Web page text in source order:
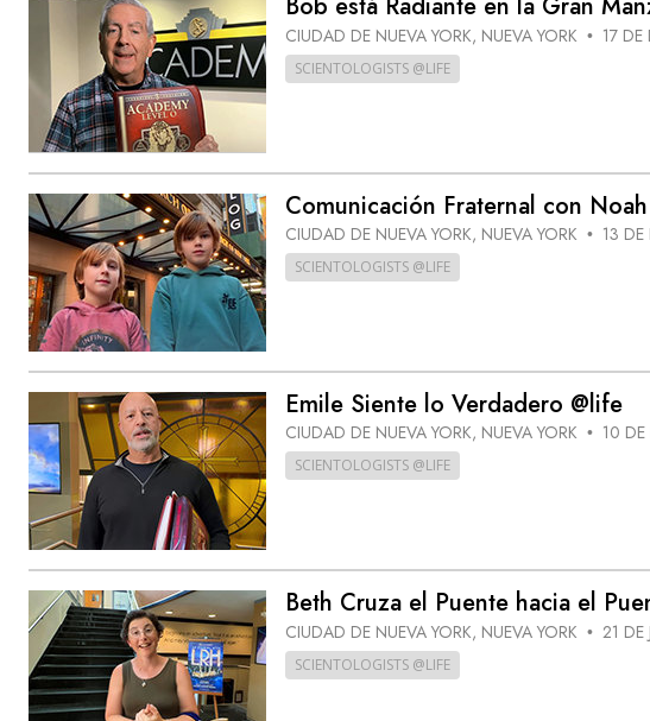
Amor y Odio: ¿Qué es Grandeza? Bob está Radiante en la Gran
CIUDAD DE NUEVA YORK, NUEVA YORK • 17 DE
SCIENTOLOGISTS @LIFE
Comunicación Fraternal con
CIUDAD DE NUEVA YORK, NUEVA YORK • 13 DE
SCIENTOLOGISTS @LIFE
Emile Siente lo Verdadero @life
CIUDAD DE NUEVA YORK, NUEVA YORK • 10
SCIENTOLOGISTS @LIFE
Beth Cruza el Puente hacia el
CIUDAD DE NUEVA YORK, NUEVA YORK • 21 DE
SCIENTOLOGISTS @LIFE